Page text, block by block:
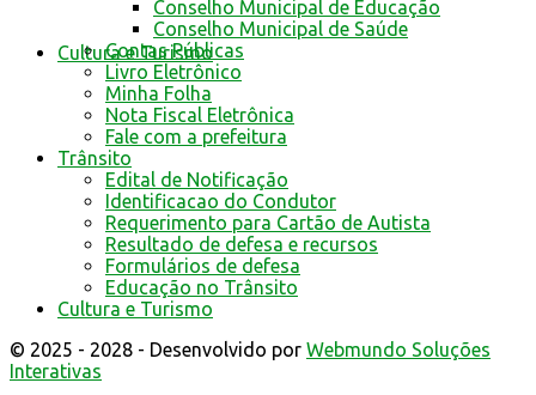
Cultura e Turismo
Conselho Municipal de Educação
Conselho Municipal de Saúde
Contas Públicas
Livro Eletrônico
Minha Folha
Nota Fiscal Eletrônica
Fale com a prefeitura
Trânsito
Edital de Notificação
Identificacao do Condutor
Requerimento para Cartão de Autista
Resultado de defesa e recursos
Formulários de defesa
Educação no Trânsito
Cultura e Turismo
© 2025 - 2028 - Desenvolvido por Webmundo Soluções
Interativas